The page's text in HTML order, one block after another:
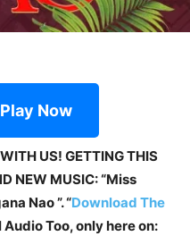
Now
US! GETTING THIS
NEW MUSIC: “Miss
Nao ”. “Download The
Too, only here on: